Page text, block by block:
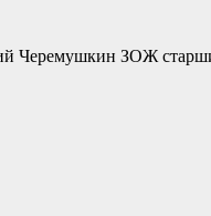
Черемушкин ЗОЖ